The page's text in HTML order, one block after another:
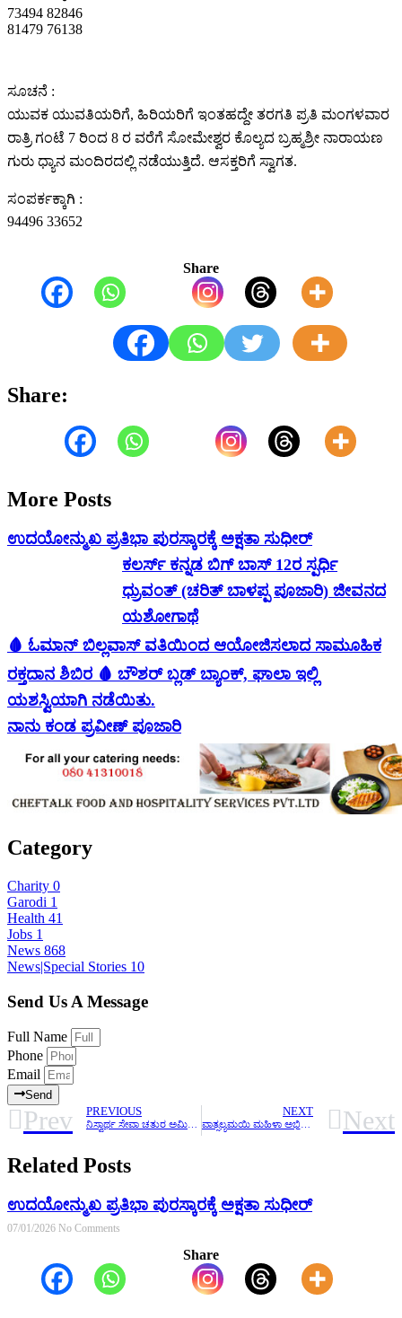
73494 82846
81479 76138
ಸೂಚನೆ :
ಯುವಕ ಯುವತಿಯರಿಗೆ, ಹಿರಿಯರಿಗೆ ಇಂತಹದ್ದೇ ತರಗತಿ ಪ್ರತಿ ಮಂಗಳವಾರ
ರಾತ್ರಿ ಗಂಟೆ 7 ರಿಂದ 8 ರ ವರೆಗೆ ಸೋಮೇಶ್ವರ ಕೊಲ್ಯದ ಬ್ರಹ್ಮಶ್ರೀ ನಾರಾಯಣ
ಗುರು ಧ್ಯಾನ ಮಂದಿರದಲ್ಲಿ ನಡೆಯುತ್ತಿದೆ. ಆಸಕ್ತರಿಗೆ ಸ್ವಾಗತ.
ಸಂಪರ್ಕಕ್ಕಾಗಿ :
94496 33652
Share
Share:
More Posts
ಉದಯೋನ್ಮುಖ ಪ್ರತಿಭಾ ಪುರಸ್ಕಾರಕ್ಕೆ ಅಕ್ಷತಾ ಸುಧೀರ್
ಕಲರ್ಸ್ ಕನ್ನಡ ಬಿಗ್ ಬಾಸ್ 12ರ ಸ್ಪರ್ಧಿ
ಧ್ರುವಂತ್ (ಚರಿತ್ ಬಾಳಪ್ಪ ಪೂಜಾರಿ) ಜೀವನದ
ಯಶೋಗಾಥೆ
🩸 ಓಮಾನ್ ಬಿಲ್ಲವಾಸ್ ವತಿಯಿಂದ ಆಯೋಜಿಸಲಾದ ಸಾಮೂಹಿಕ
ರಕ್ತದಾನ ಶಿಬಿರ 🩸 ಬೌಶರ್ ಬ್ಲಡ್ ಬ್ಯಾಂಕ್, ಘಾಲಾ ಇಲ್ಲಿ
ಯಶಸ್ವಿಯಾಗಿ ನಡೆಯಿತು.
ನಾನು ಕಂಡ ಪ್ರವೀಣ್ ಪೂಜಾರಿ
Category
Charity 0
Garodi 1
Health 41
Jobs 1
News 868
News|Special Stories 10
Send Us A Message
Full Name
Phone
Email
Send
Prev PREVIOUS NEXT Next
Related Posts
ಉದಯೋನ್ಮುಖ ಪ್ರತಿಭಾ ಪುರಸ್ಕಾರಕ್ಕೆ ಅಕ್ಷತಾ ಸುಧೀರ್
07/01/2026 No Comments
Share